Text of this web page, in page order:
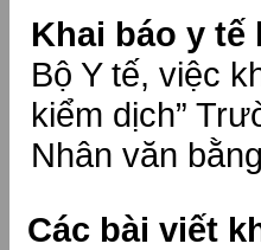
Khai báo y tế
Bộ Y tế, việc
kiểm dịch”
Nhân văn
Các bài viết